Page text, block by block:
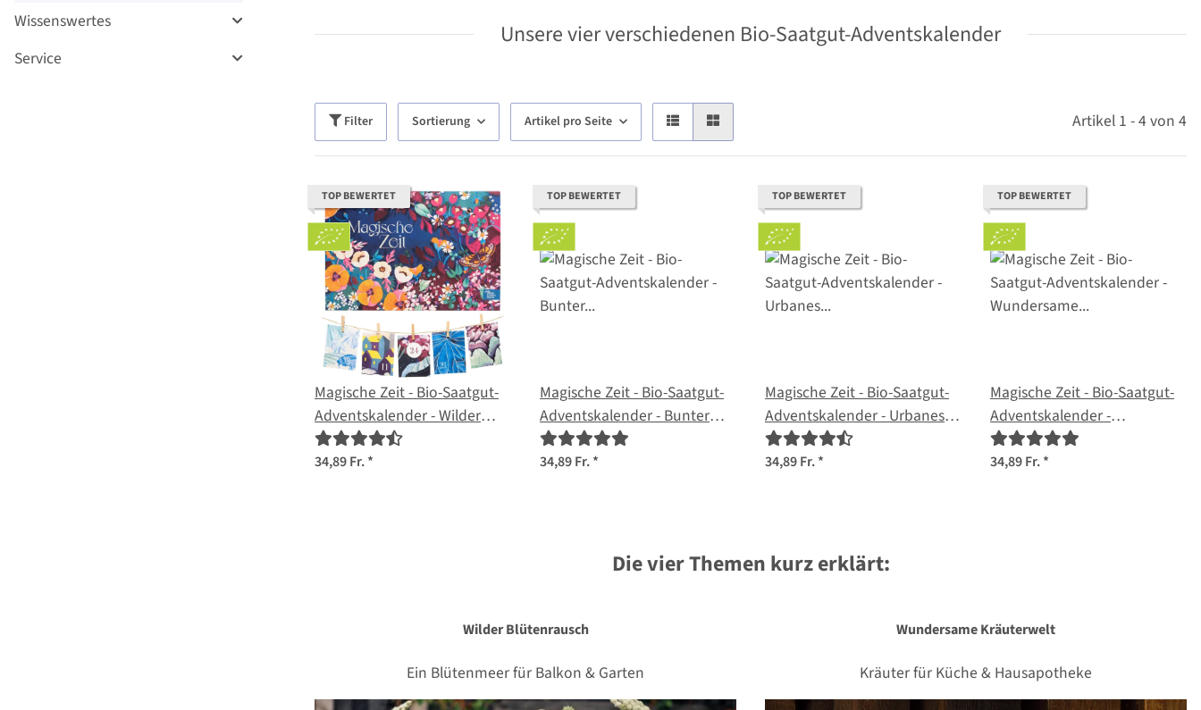
Unsere vier verschiedenen Bio-Saatgut-Adventskalender
Filter Sortierung Artikel pro Seite Artikel 1 - 4 von 4
TOP BEWERTET
Magische Zeit - Bio-Saatgut-
Adventskalender - Wilder
Blütenrausch
34,89 Fr.*
TOP BEWERTET
Magische Zeit - Bio-Saatgut-
Adventskalender - Bunter
Selbstversorgergarten
34,89 Fr.*
TOP BEWERTET
Magische Zeit - Bio-Saatgut-
Adventskalender - Urbanes
Gartenglück
34,89 Fr.*
TOP BEWERTET
Magische Zeit - Bio-Saatgut-
Adventskalender -
Wundersame Kräuterwelt
34,89 Fr.*
Die vier Themen kurz erklärt:
Wilder Blütenrausch
Ein Blütenmeer für Balkon & Garten
Wundersame Kräuterwelt
Kräuter für Küche & Hausapotheke
Wissenswertes
Service